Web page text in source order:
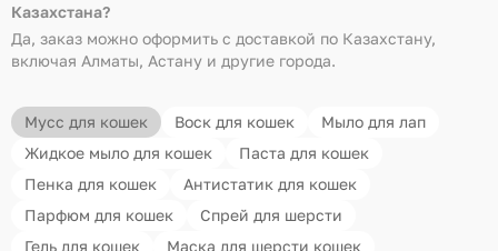
Казахстана?
Да, заказ можно оформить с доставкой по Казахстану,
включая Алматы, Астану и другие города.
Мусс для кошек Воск для кошек
Мыло для лап
Жидкое мыло для кошек
Паста для кошек
Пенка для кошек
Антистатик для кошек
Парфюм для кошек
Спрей для шерсти
Гель для кошек
Маска для шерсти кошек